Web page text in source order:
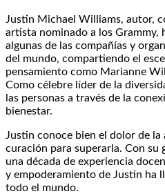
Justin Michael Williams, autor,
artista nominado a los Grammy,
algunas de las compañías y
del mundo, compartiendo el
pensamiento como Marianne
Como célebre líder de la
las personas a través de la
bienestar.
Justin conoce bien el dolor de la
curación para superarla. Con su
una década de experiencia
y empoderamiento de Justin ha
todo el mundo.